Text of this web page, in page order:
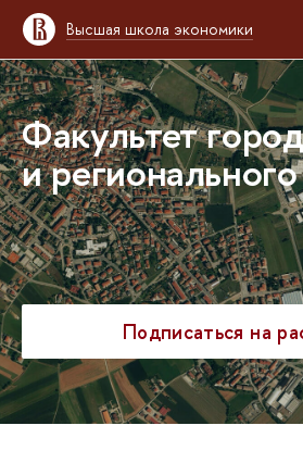
Высшая школа экономики
Факультет
и
Подписаться на